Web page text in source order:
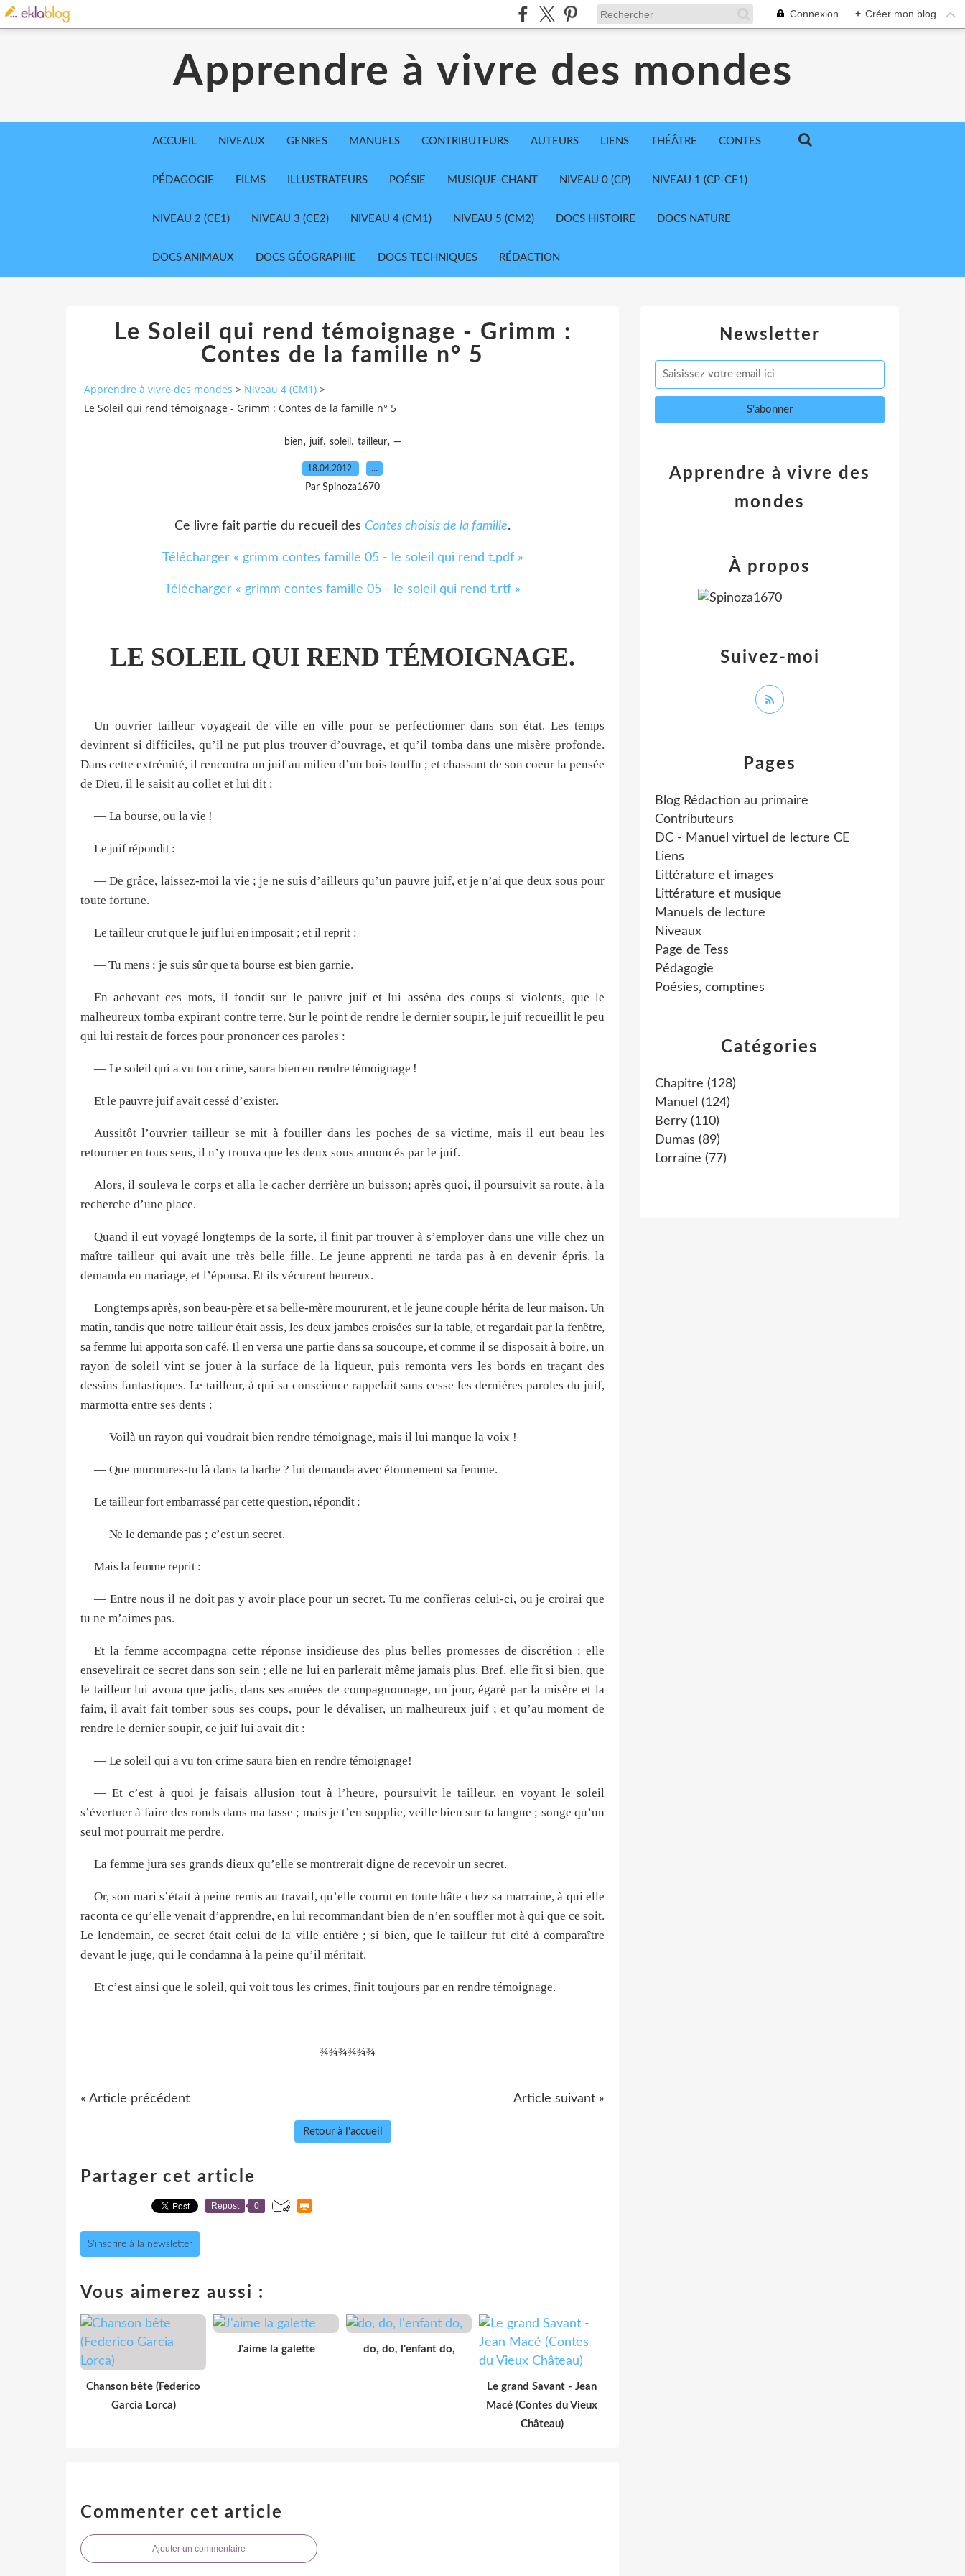
Connexion + Créer mon blog
Apprendre à vivre des mondes
ACCUEIL NIVEAUX GENRES MANUELS CONTRIBUTEURS AUTEURS LIENS THÉÂTRE CONTES
PÉDAGOGIE FILMS ILLUSTRATEURS POÉSIE MUSIQUE-CHANT NIVEAU 0 (CP) NIVEAU 1 (CP-CE1)
NIVEAU 2 (CE1) NIVEAU 3 (CE2) NIVEAU 4 (CM1) NIVEAU 5 (CM2) DOCS HISTOIRE DOCS NATURE
DOCS ANIMAUX DOCS GÉOGRAPHIE DOCS TECHNIQUES RÉDACTION
Le Soleil qui rend témoignage - Grimm :
Contes de la famille n° 5
Apprendre à vivre des mondes > Niveau 4 (CM1) >
Le Soleil qui rend témoignage - Grimm : Contes de la famille n° 5
bien, juif, soleil, tailleur, —
18.04.2012 …
Par Spinoza1670
Ce livre fait partie du recueil des Contes choisis de la famille.
Télécharger « grimm contes famille 05 - le soleil qui rend t.pdf »
Télécharger « grimm contes famille 05 - le soleil qui rend t.rtf »
LE SOLEIL QUI REND TÉMOIGNAGE.
Un ouvrier tailleur voyageait de ville en ville pour se perfectionner dans son état. Les temps
devinrent si difficiles, qu’il ne put plus trouver d’ouvrage, et qu’il tomba dans une misère profonde.
Dans cette extrémité, il rencontra un juif au milieu d’un bois touffu ; et chassant de son coeur la pensée
de Dieu, il le saisit au collet et lui dit :
— La bourse, ou la vie !
Le juif répondit :
— De grâce, laissez-moi la vie ; je ne suis d’ailleurs qu’un pauvre juif, et je n’ai que deux sous pour
toute fortune.
Le tailleur crut que le juif lui en imposait ; et il reprit :
— Tu mens ; je suis sûr que ta bourse est bien garnie.
En achevant ces mots, il fondit sur le pauvre juif et lui asséna des coups si violents, que le
malheureux tomba expirant contre terre. Sur le point de rendre le dernier soupir, le juif recueillit le peu
qui lui restait de forces pour prononcer ces paroles :
— Le soleil qui a vu ton crime, saura bien en rendre témoignage !
Et le pauvre juif avait cessé d’exister.
Aussitôt l’ouvrier tailleur se mit à fouiller dans les poches de sa victime, mais il eut beau les
retourner en tous sens, il n’y trouva que les deux sous annoncés par le juif.
Alors, il souleva le corps et alla le cacher derrière un buisson; après quoi, il poursuivit sa route, à la
recherche d’une place.
Quand il eut voyagé longtemps de la sorte, il finit par trouver à s’employer dans une ville chez un
maître tailleur qui avait une très belle fille. Le jeune apprenti ne tarda pas à en devenir épris, la
demanda en mariage, et l’épousa. Et ils vécurent heureux.
Longtemps après, son beau-père et sa belle-mère moururent, et le jeune couple hérita de leur maison. Un
matin, tandis que notre tailleur était assis, les deux jambes croisées sur la table, et regardait par la fenêtre,
sa femme lui apporta son café. Il en versa une partie dans sa soucoupe, et comme il se disposait à boire, un
rayon de soleil vint se jouer à la surface de la liqueur, puis remonta vers les bords en traçant des
dessins fantastiques. Le tailleur, à qui sa conscience rappelait sans cesse les dernières paroles du juif,
marmotta entre ses dents :
— Voilà un rayon qui voudrait bien rendre témoignage, mais il lui manque la voix !
— Que murmures-tu là dans ta barbe ? lui demanda avec étonnement sa femme.
Le tailleur fort embarrassé par cette question, répondit :
— Ne le demande pas ; c’est un secret.
Mais la femme reprit :
— Entre nous il ne doit pas y avoir place pour un secret. Tu me confieras celui-ci, ou je croirai que
tu ne m’aimes pas.
Et la femme accompagna cette réponse insidieuse des plus belles promesses de discrétion : elle
ensevelirait ce secret dans son sein ; elle ne lui en parlerait même jamais plus. Bref, elle fit si bien, que
le tailleur lui avoua que jadis, dans ses années de compagnonnage, un jour, égaré par la misère et la
faim, il avait fait tomber sous ses coups, pour le dévaliser, un malheureux juif ; et qu’au moment de
rendre le dernier soupir, ce juif lui avait dit :
— Le soleil qui a vu ton crime saura bien en rendre témoignage!
— Et c’est à quoi je faisais allusion tout à l’heure, poursuivit le tailleur, en voyant le soleil
s’évertuer à faire des ronds dans ma tasse ; mais je t’en supplie, veille bien sur ta langue ; songe qu’un
seul mot pourrait me perdre.
La femme jura ses grands dieux qu’elle se montrerait digne de recevoir un secret.
Or, son mari s’était à peine remis au travail, qu’elle courut en toute hâte chez sa marraine, à qui elle
raconta ce qu’elle venait d’apprendre, en lui recommandant bien de n’en souffler mot à qui que ce soit.
Le lendemain, ce secret était celui de la ville entière ; si bien, que le tailleur fut cité à comparaître
devant le juge, qui le condamna à la peine qu’il méritait.
Et c’est ainsi que le soleil, qui voit tous les crimes, finit toujours par en rendre témoignage.
¾¾¾¾¾¾
« Article précédent Article suivant »
Retour à l'accueil
Partager cet article
Repost 0
S'inscrire à la newsletter
Vous aimerez aussi :
Chanson bête (Federico
Garcia Lorca)
J'aime la galette do, do, l'enfant do,
Le grand Savant - Jean
Macé (Contes du Vieux
Château)
Commenter cet article
Ajouter un commentaire
Newsletter
Catégories
Chapitre (128)
Manuel (124)
Berry (110)
Dumas (89)
Lorraine (77)
Pages
Blog Rédaction au primaire
Contributeurs
DC - Manuel virtuel de lecture CE
Liens
Littérature et images
Littérature et musique
Manuels de lecture
Niveaux
Page de Tess
Pédagogie
Poésies, comptines
Apprendre à vivre des
mondes
Suivez-moi
À propos